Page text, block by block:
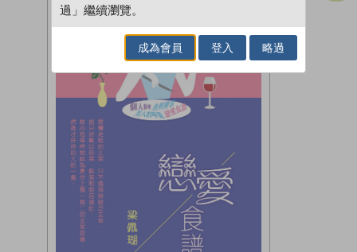
過」繼續瀏覽。
成為會員 登入 略過